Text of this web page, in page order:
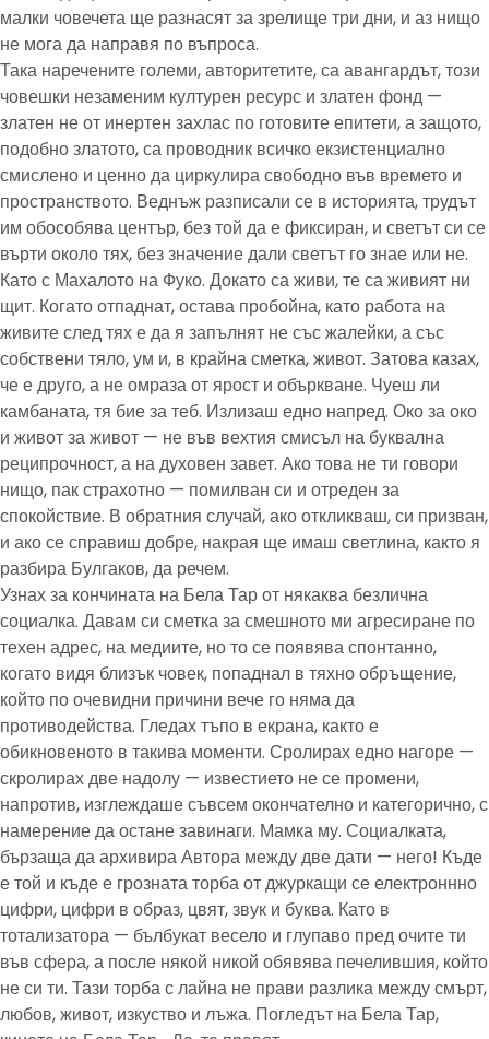
малки човечета ще разнасят за зрелище три дни, и аз нищо
не мога да направя по въпроса.
Така наречените големи, авторитетите, са авангардът, този
човешки незаменим културен ресурс и златен фонд —
златен не от инертен захлас по готовите епитети, а защото,
подобно златото, са проводник всичко екзистенциално
смислено и ценно да циркулира свободно във времето и
пространството. Веднъж разписали се в историята, трудът
им обособява център, без той да е фиксиран, и светът си се
върти около тях, без значение дали светът го знае или не.
Като с Махалото на Фуко. Докато са живи, те са живият ни
щит. Когато отпаднат, остава пробойна, като работа на
живите след тях е да я запълнят не със жалейки, а със
собствени тяло, ум и, в крайна сметка, живот. Затова казах,
че е друго, а не омраза от ярост и объркване. Чуеш ли
камбаната, тя бие за теб. Излизаш едно напред. Око за око
и живот за живот — не във вехтия смисъл на буквална
реципрочност, а на духовен завет. Ако това не ти говори
нищо, пак страхотно — помилван си и отреден за
спокойствие. В обратния случай, ако откликваш, си призван,
и ако се справиш добре, накрая ще имаш светлина, както я
разбира Булгаков, да речем.
Узнах за кончината на Бела Тар от някаква безлична
социалка. Давам си сметка за смешното ми агресиране по
техен адрес, на медиите, но то се появява спонтанно,
когато видя близък човек, попаднал в тяхно обръщение,
който по очевидни причини вече го няма да
противодейства. Гледах тъпо в екрана, както е
обикновеното в такива моменти. Сролирах едно нагоре —
скролирах две надолу — известието не се промени,
напротив, изглеждаше съвсем окончателно и категорично, с
намерение да остане завинаги. Мамка му. Социалката,
бързаща да архивира Автора между две дати — него! Къде
е той и къде е грозната торба от джуркащи се електроннно
цифри, цифри в образ, цвят, звук и буква. Като в
тотализатора — бълбукат весело и глупаво пред очите ти
във сфера, а после някой никой обявява печелившия, който
не си ти. Тази торба с лайна не прави разлика между смърт,
любов, живот, изкуство и лъжа. Погледът на Бела Тар,